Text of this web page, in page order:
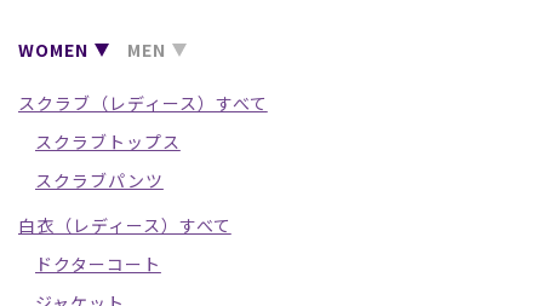
WOMEN MEN
スクラブ（レディース）すべて
スクラブトップス
スクラブパンツ
白衣（レディース）すべて
ドクターコート